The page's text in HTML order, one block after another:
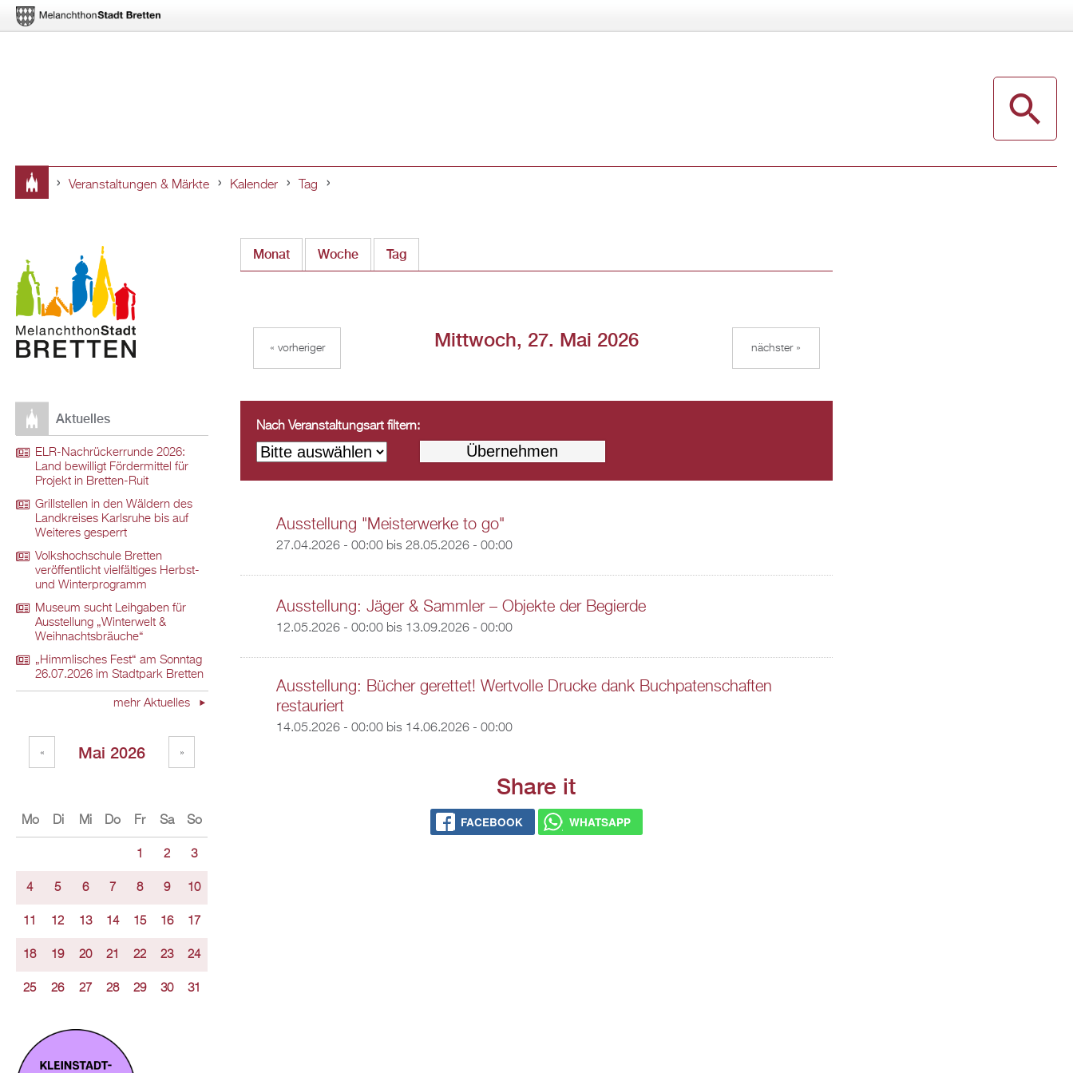
hier
Veranstaltungen & Märkte Kalender Tag
Monat Woche Tag(aktiver Reiter)
Mittwoch, 27. Mai 2026
« vorheriger nächster »
Nach Veranstaltungsart filtern:
Ausstellung "Meisterwerke to go"
27.04.2026 - 00:00bis 28.05.2026 - 00:00
Ausstellung: Jäger & Sammler – Objekte der Begierde
12.05.2026 - 00:00bis 13.09.2026 - 00:00
Ausstellung: Bücher gerettet! Wertvolle Drucke dank Buchpatenschaften
restauriert
14.05.2026 - 00:00bis 14.06.2026 - 00:00
Share it
FACEBOOK WHATSAPP
Aktuelles
ELR-Nachrückerrunde 2026:
Land bewilligt Fördermittel für
Projekt in Bretten-Ruit
Grillstellen in den Wäldern des
Landkreises Karlsruhe bis auf
Weiteres gesperrt
Volkshochschule Bretten
veröffentlicht vielfältiges Herbst-
und Winterprogramm
Museum sucht Leihgaben für
Ausstellung „Winterwelt &
Weihnachtsbräuche“
„Himmlisches Fest“ am Sonntag
26.07.2026 im Stadtpark Bretten
mehr Aktuelles
Mai 2026
« »
Mo Di Mi Do Fr Sa So
1 2 3
4 5 6 7 8 9 10
11 12 13 14 15 16 17
18 19 20 21 22 23 24
25 26 27 28 29 30 31